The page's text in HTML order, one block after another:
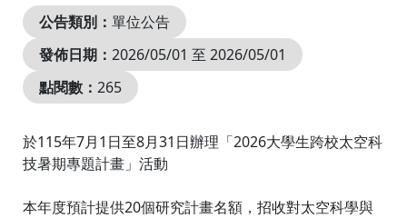
公告類別： 單位公告
發佈日期： 2026/05/01 至 2026/05/01
點閱數： 265
於115年7月1日至8月31日辦理「2026大學生跨校太空科
技暑期專題計畫」活動
本年度預計提供20個研究計畫名額，招收對太空科學與